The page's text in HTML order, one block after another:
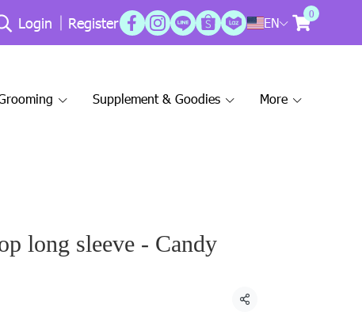
Login Register EN
0
Supplement & Goodies More
long sleeve - Candy
Share